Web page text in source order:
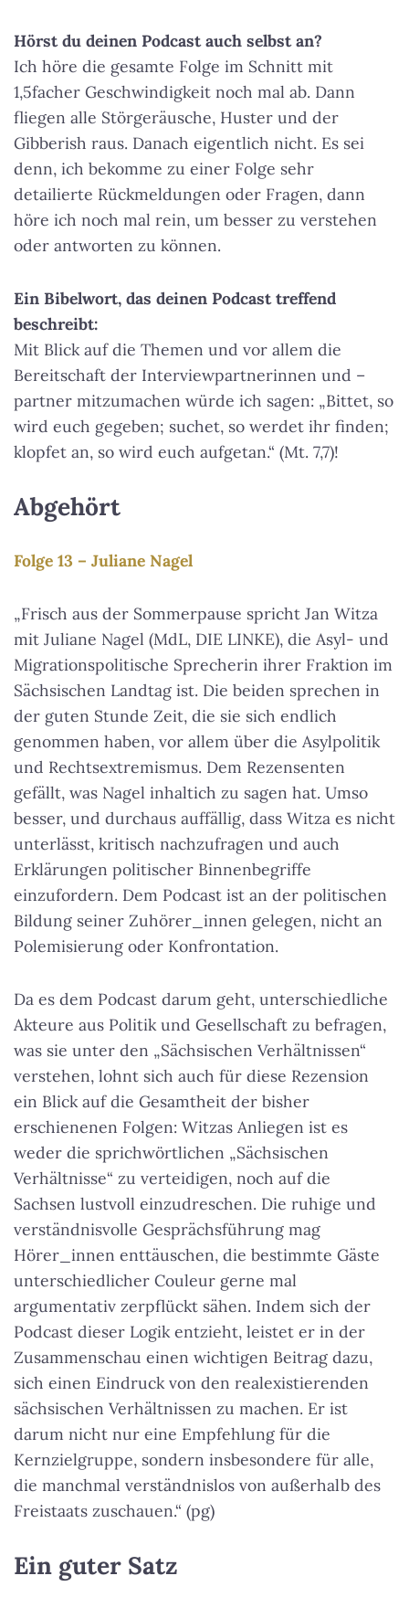
Hörst du deinen Podcast auch selbst an?
Ich höre die gesamte Folge im Schnitt mit
1,5facher Geschwindigkeit noch mal ab. Dann
fliegen alle Störgeräusche, Huster und der
Gibberish raus. Danach eigentlich nicht. Es sei
denn, ich bekomme zu einer Folge sehr
detailierte Rückmeldungen oder Fragen, dann
höre ich noch mal rein, um besser zu verstehen
oder antworten zu können.
Ein Bibelwort, das deinen Podcast treffend
beschreibt:
Mit Blick auf die Themen und vor allem die
Bereitschaft der Interviewpartnerinnen und –
partner mitzumachen würde ich sagen: „Bittet, so
wird euch gegeben; suchet, so werdet ihr finden;
klopfet an, so wird euch aufgetan.“ (Mt. 7,7)!
Abgehört
Folge 13 – Juliane Nagel
„Frisch aus der Sommerpause spricht Jan Witza
mit Juliane Nagel (MdL, DIE LINKE), die Asyl- und
Migrationspolitische Sprecherin ihrer Fraktion im
Sächsischen Landtag ist. Die beiden sprechen in
der guten Stunde Zeit, die sie sich endlich
genommen haben, vor allem über die Asylpolitik
und Rechtsextremismus. Dem Rezensenten
gefällt, was Nagel inhaltich zu sagen hat. Umso
besser, und durchaus auffällig, dass Witza es nicht
unterlässt, kritisch nachzufragen und auch
Erklärungen politischer Binnenbegriffe
einzufordern. Dem Podcast ist an der politischen
Bildung seiner Zuhörer_innen gelegen, nicht an
Polemisierung oder Konfrontation.
Da es dem Podcast darum geht, unterschiedliche
Akteure aus Politik und Gesellschaft zu befragen,
was sie unter den „Sächsischen Verhältnissen“
verstehen, lohnt sich auch für diese Rezension
ein Blick auf die Gesamtheit der bisher
erschienenen Folgen: Witzas Anliegen ist es
weder die sprichwörtlichen „Sächsischen
Verhältnisse“ zu verteidigen, noch auf die
Sachsen lustvoll einzudreschen. Die ruhige und
verständnisvolle Gesprächsführung mag
Hörer_innen enttäuschen, die bestimmte Gäste
unterschiedlicher Couleur gerne mal
argumentativ zerpflückt sähen. Indem sich der
Podcast dieser Logik entzieht, leistet er in der
Zusammenschau einen wichtigen Beitrag dazu,
sich einen Eindruck von den realexistierenden
sächsischen Verhältnissen zu machen. Er ist
darum nicht nur eine Empfehlung für die
Kernzielgruppe, sondern insbesondere für alle,
die manchmal verständnislos von außerhalb des
Freistaats zuschauen.“ (pg)
Ein guter Satz